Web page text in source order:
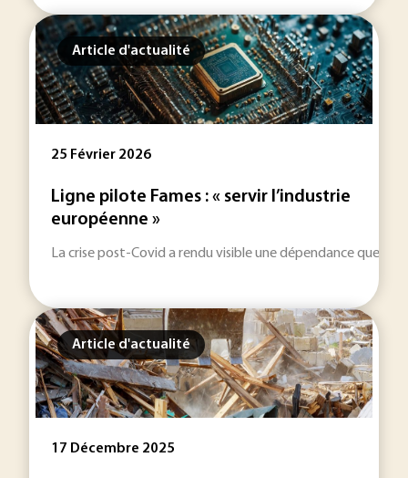
Article d'actualité
25 Février 2026
Ligne pilote Fames : « servir l’industrie
européenne »
La crise post-Covid a rendu visible une dépendance que
Article d'actualité
17 Décembre 2025